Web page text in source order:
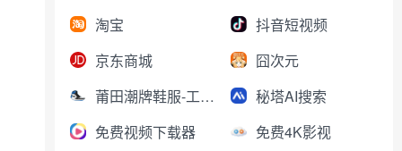
淘宝
抖音短视频
京东商城
囧次元
莆田潮牌鞋服-工厂直销
秘塔AI搜索
免费视频下载器
免费4K影视